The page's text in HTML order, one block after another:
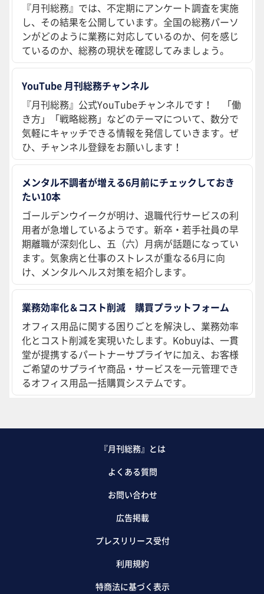
『月刊総務』では、不定期にアンケート調査を実施
し、その結果を公開しています。全国の総務パーソ
ンがどのように業務に対応しているのか、何を感じ
ているのか、総務の現状を確認してみましょう。
YouTube 月刊総務チャンネル
『月刊総務』公式YouTubeチャンネルです！ 「働
き方」「戦略総務」などのテーマについて、数分で
気軽にキャッチできる情報を発信していきます。ぜ
ひ、チャンネル登録をお願いします！
メンタル不調者が増える6月前にチェックしておき
たい10本
ゴールデンウイークが明け、退職代行サービスの利
用者が急増しているようです。新卒・若手社員の早
期離職が深刻化し、五（六）月病が話題になってい
ます。気象病と仕事のストレスが重なる6月に向
け、メンタルヘルス対策を紹介します。
業務効率化＆コスト削減 購買プラットフォーム
オフィス用品に関する困りごとを解決し、業務効率
化とコスト削減を実現いたします。Kobuyは、一貫
堂が提携するパートナーサプライヤに加え、お客様
ご希望のサプライヤ商品・サービスを一元管理でき
るオフィス用品一括購買システムです。
『月刊総務』とは
よくある質問
お問い合わせ
広告掲載
プレスリリース受付
利用規約
特商法に基づく表示